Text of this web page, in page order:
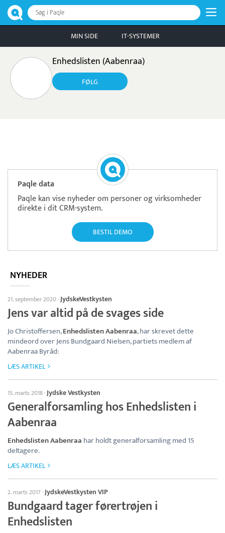
Søg i Paqle
MIN SIDE IT-SYSTEMER
Enhedslisten (Aabenraa)
FØLG
Paqle data
Paqle kan vise nyheder om personer og virksomheder
direkte i dit CRM-system.
BESTIL DEMO
NYHEDER
21. september 2020·JydskeVestkysten
Jens var altid på de svages side
Jo Christoffersen,Enhedslisten Aabenraa, har skrevet dette
mindeord over Jens Bundgaard Nielsen, partiets medlem af
Aabenraa Byråd:
LÆS ARTIKEL
15. marts 2018·Jydske Vestkysten
Generalforsamling hos Enhedslisten i
Aabenraa
Enhedslisten Aabenraa har holdt generalforsamling med 15
deltagere.
LÆS ARTIKEL
2. marts 2017·JydskeVestkysten VIP
Bundgaard tager førertrøjen i
Enhedslisten